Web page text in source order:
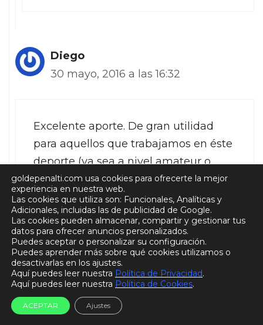
Diego
30 mayo, 2016 a las 16:32
Excelente aporte. De gran utilidad
para aquellos que trabajamos en éste
deporte (ya sea a nivel amateur o
profesional),lo importante es adquirir
conocimientos y llevarlos a la práctica
con éxito. Gracias y sigan así.
Responder
goldepenalti
goldepenalti.com usa cookies para ofrecerte la mejor
experiencia en nuestra web.
Las cookies que utiliza son: Funcionales, Analíticas y
Adicionales, incluidas las de publicidad de Google.
Las cookies pueden almacenar, compartir y gestionar tus
datos para ofrecer anuncios personalizados.
Puedes aceptar o personalizar su configuración.
Puedes aprender más sobre qué cookies utilizamos o
desactivarlas en los ajustes.
Aquí puedes leer nuestra Política de Privacidad.
Aquí puedes leer nuestra Política de Cookies.
ACEPTAR Ajustes